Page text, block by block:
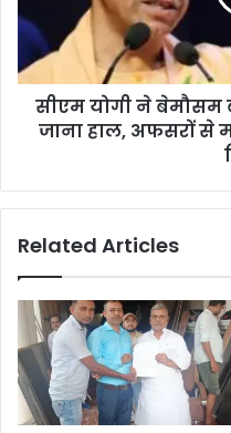
सीएम योगी ने बेमौसम
जाना हाल, अफसरों से
Related Articles